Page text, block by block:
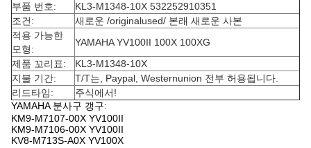
부품 번호:
KL3-M1348-10X 532252910351
조건:
새로운 /originalused/ 본래 새로운 사본
적용 가능한
모형:
YAMAHA YV100II 100X 100XG
제품 꼬리표:
KL3-M1348-10X
지불 기간:
T/T는, Paypal, Westernunion 전부 허용됩니다.
리드타임:
주식에서!
YAMAHA 분사구 갱구:
KM9-M7107-00X YV100II
KM9-M7106-00X YV100II
KV8-M713S-A0X YV100X